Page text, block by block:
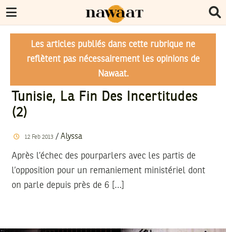
Les articles publiés dans cette rubrique ne
reflètent pas nécessairement les opinions de
Nawaat.
Tunisie, La Fin Des Incertitudes
(2)
12 Feb 2013/ Alyssa
Après l’échec des pourparlers avec les partis de
l’opposition pour un remaniement ministériel dont
on parle depuis près de 6 […]